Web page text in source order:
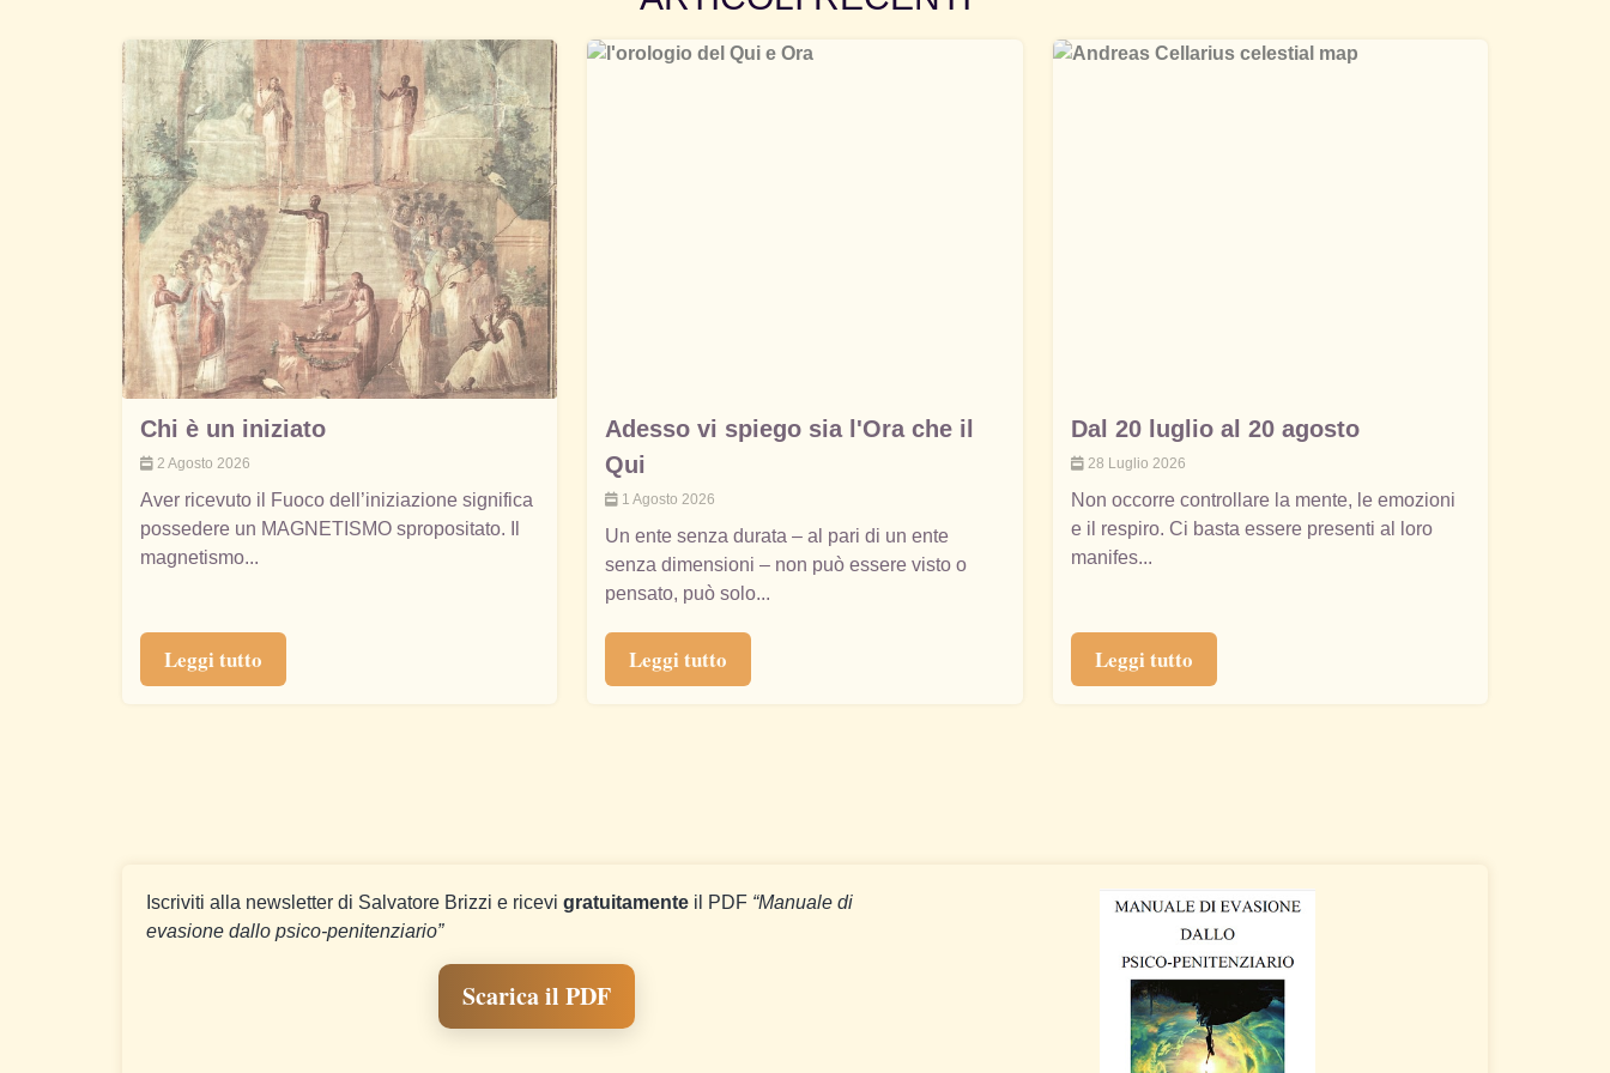
Chi è un iniziato
2 Agosto 2026
Aver ricevuto il Fuoco dell’iniziazione significa
possedere un MAGNETISMO spropositato. Il
magnetismo...
Leggi tutto
Adesso vi spiego sia l'Ora che il
Qui
1 Agosto 2026
Un ente senza durata – al pari di un ente
senza dimensioni – non può essere visto o
pensato, può solo...
Leggi tutto
Dal 20 luglio al 20 agosto
28 Luglio 2026
Non occorre controllare la mente, le emozioni
e il respiro. Ci basta essere presenti al loro
manifes...
Leggi tutto
Iscriviti alla newsletter di Salvatore Brizzi e ricevi gratuitamente il PDF “Manuale di
evasione dallo psico-penitenziario”
Scarica il PDF